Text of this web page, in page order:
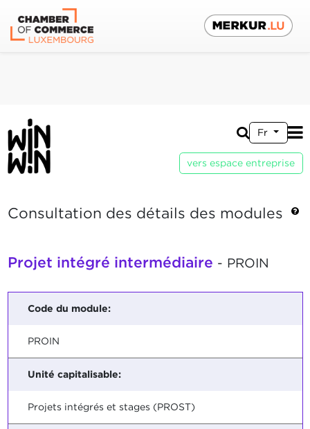
Fr
vers espace entreprise
Consultation des détails des modules
Projet intégré intermédiaire - PROIN
Code du module:
PROIN
Unité capitalisable:
Projets intégrés et stages (PROST)